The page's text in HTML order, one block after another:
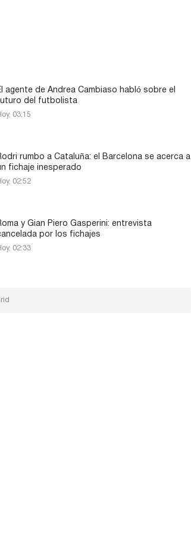
agente de Andrea Cambiaso habló sobre el
del futbolista
03:15
rumbo a Cataluña: el Barcelona se acerca a
fichaje inesperado
02:52
y Gian Piero Gasperini: entrevista
por los fichajes
02:33